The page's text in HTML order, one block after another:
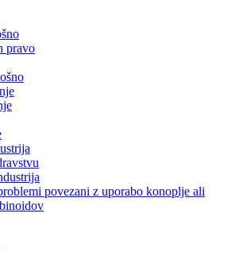
pravo
povezani z uporabo konoplje ali